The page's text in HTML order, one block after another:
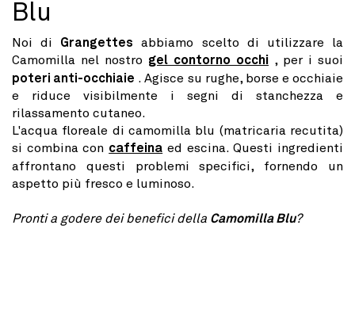
Blu
Noi di Grangettes abbiamo scelto di utilizzare la
Camomilla nel nostro gel contorno occhi , per i suoi
poteri anti-occhiaie . Agisce su rughe, borse e occhiaie
e riduce visibilmente i segni di stanchezza e
rilassamento cutaneo.
L'acqua floreale di camomilla blu (matricaria recutita)
si combina con caffeina ed escina. Questi ingredienti
affrontano questi problemi specifici, fornendo un
aspetto più fresco e luminoso.
Pronti a godere dei benefici della Camomilla Blu?